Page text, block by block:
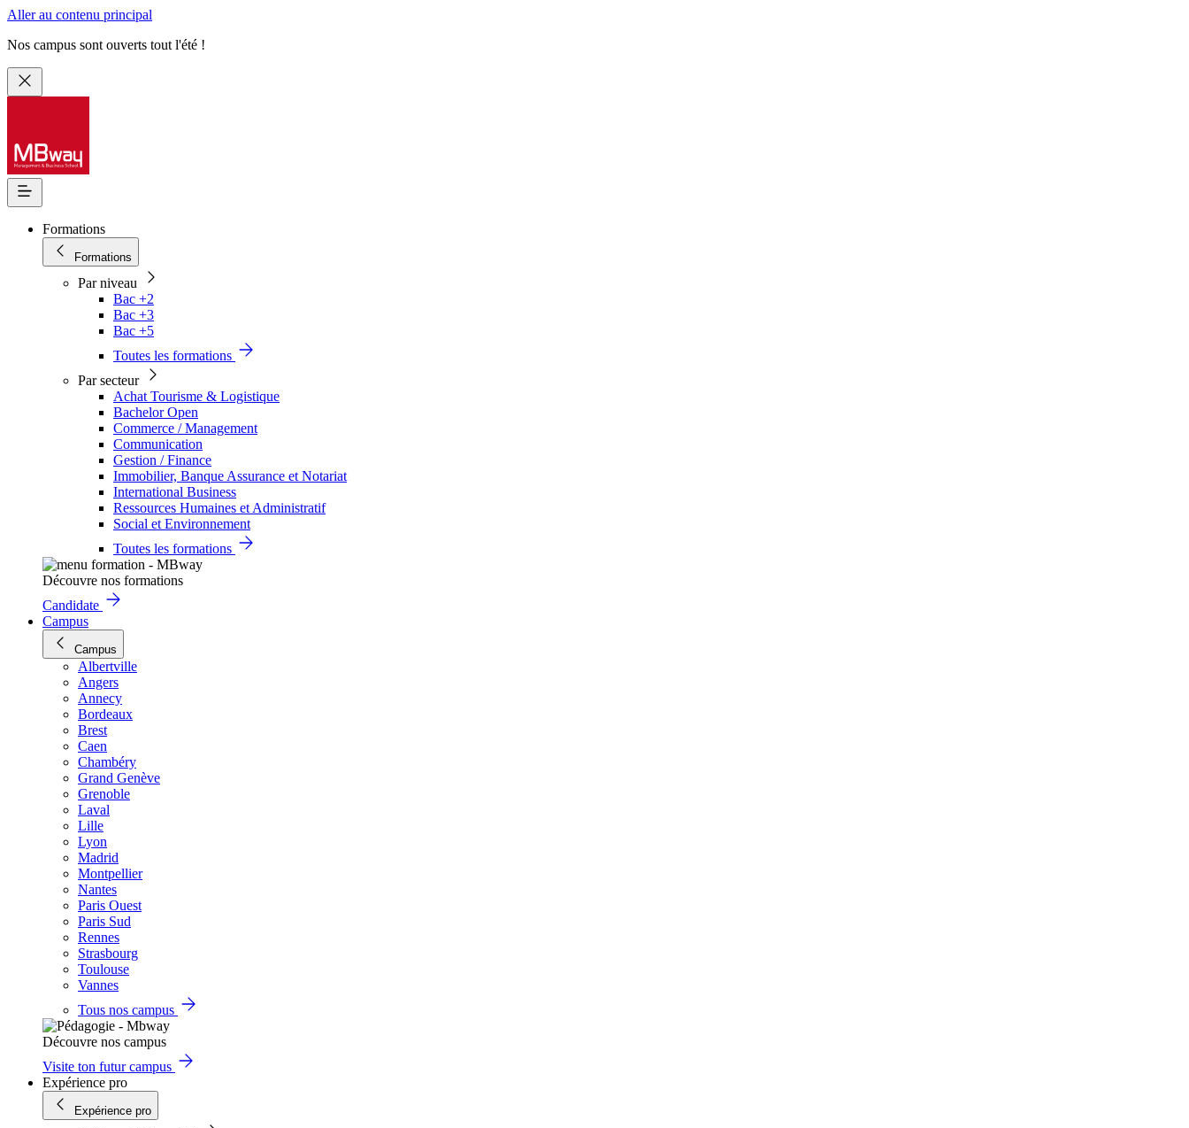
Aller au contenu principal
Nos campus sont ouverts tout l'été !
Formations
Formations
Par niveau
Bac +2
Bac +3
Bac +5
Toutes les formations
Par secteur
Achat Tourisme & Logistique
Bachelor Open
Commerce / Management
Communication
Gestion / Finance
Immobilier, Banque Assurance et Notariat
International Business
Ressources Humaines et Administratif
Social et Environnement
Toutes les formations
Découvre nos formations
Candidate
Campus
Campus
Albertville
Angers
Annecy
Bordeaux
Brest
Caen
Chambéry
Grand Genève
Grenoble
Laval
Lille
Lyon
Madrid
Montpellier
Nantes
Paris Ouest
Paris Sud
Rennes
Strasbourg
Toulouse
Vannes
Tous nos campus
Découvre nos campus
Visite ton futur campus
Expérience pro
Expérience pro